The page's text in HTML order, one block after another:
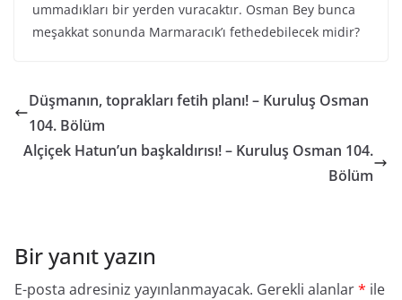
ummadıkları bir yerden vuracaktır. Osman Bey bunca
meşakkat sonunda Marmaracık’ı fethedebilecek midir?
Düşmanın, toprakları fetih planı! – Kuruluş Osman
104. Bölüm
Alçiçek Hatun’un başkaldırısı! – Kuruluş Osman 104.
Bölüm
Bir yanıt yazın
E-posta adresiniz yayınlanmayacak. Gerekli alanlar* ile